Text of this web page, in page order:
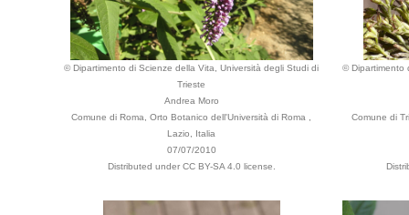
© Dipartimento di Scienze della Vita, Università degli Studi di
Trieste
Andrea Moro
Comune di Roma, Orto Botanico dell'Università di Roma ,
Lazio, Italia
07/07/2010
Distributed under CC BY-SA 4.0 license.
© Dipartimento
Comune di